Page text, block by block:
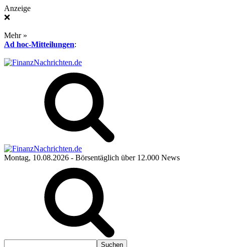
Anzeige
❌
Mehr »
Ad hoc-Mitteilungen:
Montag, 10.08.2026 - Börsentäglich über 12.000 News